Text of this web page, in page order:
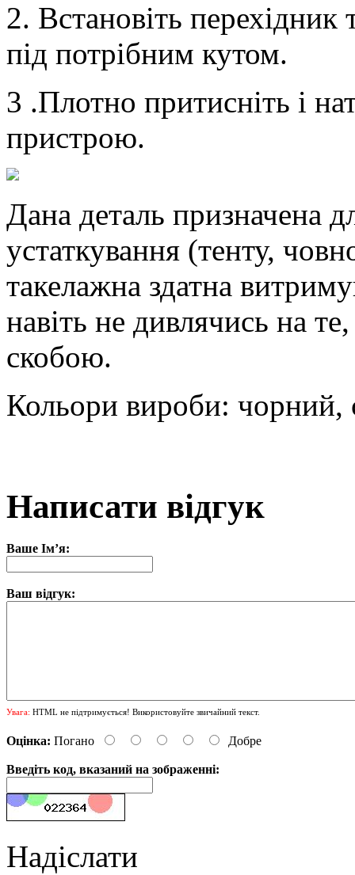
2. Встановіть перехідник
під потрібним кутом.
3 .Плотно притисніть і
пристрою.
Дана деталь призначена
устаткування (тенту,
такелажна здатна
навіть не дивлячись на
скобою.
Кольори вироби: чорний,
Написати відгук
Ваше Ім’я:
Ваш відгук:
Увага: HTML не підтримується! Використовуйте звичайний текст.
Оцінка: Погано Добре
Введіть код, вказаний на зображенні:
Надіслати